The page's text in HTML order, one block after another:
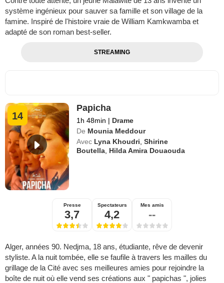
système ingénieux pour sauver sa famille et son village de la
famine. Inspiré de l'histoire vraie de William Kamkwamba et
adapté de son roman best-seller.
STREAMING
14
Papicha
1h 48min | Drame
De Mounia Meddour
Avec Lyna Khoudri ,Shirine
Boutella Hilda Amira Douaouda
Presse
3,7
Spectateurs
4,2
Mes amis
--
Alger, années 90. Nedjma, 18 ans, étudiante, rêve de devenir
styliste. A la nuit tombée, elle se faufile à travers les mailles du
grillage de la Cité avec ses meilleures amies pour rejoindre la
boîte de nuit où elle vend ses créations aux " papichas ", jolies